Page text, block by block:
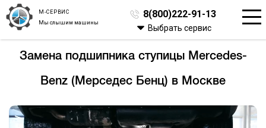
М-СЕРВИС
Мы слышим машины
8(800)222-91-13
Выбрать сервис
Замена подшипника ступицы Mercedes-
Benz (Мерседес Бенц) в Москве